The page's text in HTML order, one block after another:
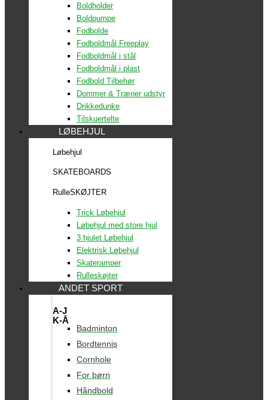
Boldholder
Boldpumpe
Fodbolde
Fodboldmål Freeplay
Fodboldmål i stål
Fodboldmål i plast
Fodbold Tilbehør
Dommer & Træner udstyr
Drikkedunke
Tilskuertelte
LØBEHJUL
Løbehjul
SKATEBOARDS
RulleSKØJTER
Trick Løbehjul
Løbehjul med store hjul
3 hjulet Løbehjul
Elektrisk Løbehjul
Skateramper
Rulleskøjter
ANDET SPORT
A-J
K-Å
Badminton
Bordtennis
Cornhole
For børn
Håndbold